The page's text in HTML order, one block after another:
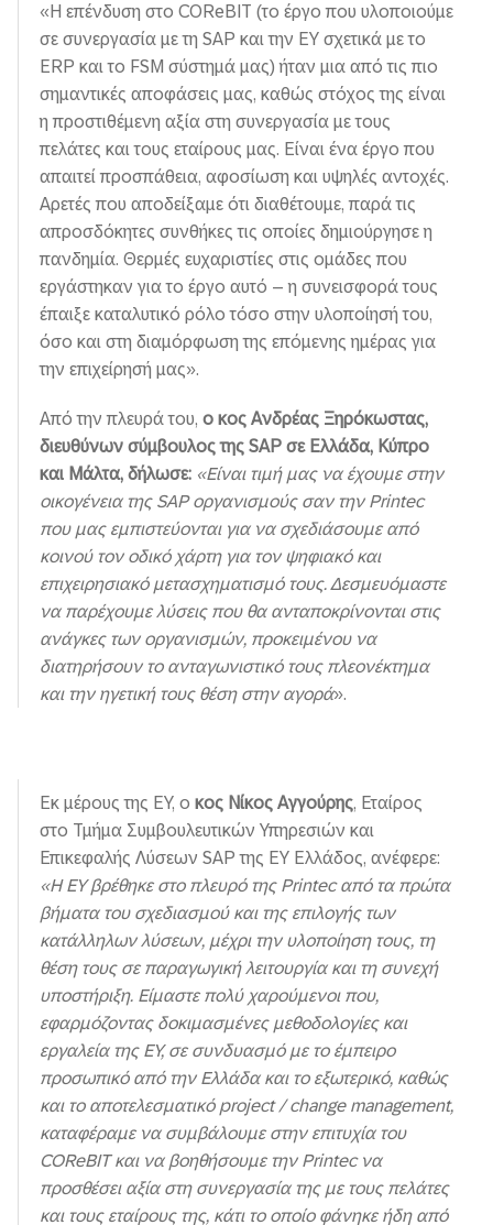
«H επένδυση στο COReBIT (το έργο που υλοποιούμε
σε συνεργασία με τη SAP και την EY σχετικά με το
ERP και το FSM σύστημά μας) ήταν μια από τις πιο
σημαντικές αποφάσεις μας, καθώς στόχος της είναι
η προστιθέμενη αξία στη συνεργασία με τους
πελάτες και τους εταίρους μας. Είναι ένα έργο που
απαιτεί προσπάθεια, αφοσίωση και υψηλές αντοχές.
Αρετές που αποδείξαμε ότι διαθέτουμε, παρά τις
απροσδόκητες συνθήκες τις οποίες δημιούργησε η
πανδημία. Θερμές ευχαριστίες στις ομάδες που
εργάστηκαν για το έργο αυτό – η συνεισφορά τους
έπαιξε καταλυτικό ρόλο τόσο στην υλοποίησή του,
όσο και στη διαμόρφωση της επόμενης ημέρας για
την επιχείρησή μας».
Από την πλευρά του, ο κος Ανδρέας Ξηρόκωστας,
διευθύνων σύμβουλος της SAP σε Ελλάδα, Κύπρο
και Μάλτα, δήλωσε: «Είναι τιμή μας να έχουμε στην
οικογένεια της SAP οργανισμούς σαν την Printec
που μας εμπιστεύονται για να σχεδιάσουμε από
κοινού τον οδικό χάρτη για τον ψηφιακό και
επιχειρησιακό μετασχηματισμό τους. Δεσμευόμαστε
να παρέχουμε λύσεις που θα ανταποκρίνονται στις
ανάγκες των οργανισμών, προκειμένου να
διατηρήσουν το ανταγωνιστικό τους πλεονέκτημα
και την ηγετική τους θέση στην αγορά».
Εκ μέρους της EY, ο κος Νίκος Αγγούρης, Εταίρος
στο Τμήμα Συμβουλευτικών Υπηρεσιών και
Επικεφαλής Λύσεων SAP της EY Ελλάδος, ανέφερε:
«H EY βρέθηκε στο πλευρό της Printec από τα πρώτα
βήματα του σχεδιασμού και της επιλογής των
κατάλληλων λύσεων, μέχρι την υλοποίηση τους, τη
θέση τους σε παραγωγική λειτουργία και τη συνεχή
υποστήριξη. Είμαστε πολύ χαρούμενοι που,
εφαρμόζοντας δοκιμασμένες μεθοδολογίες και
εργαλεία της EY, σε συνδυασμό με το έμπειρο
προσωπικό από την Ελλάδα και το εξωτερικό, καθώς
και το αποτελεσματικό project / change management,
καταφέραμε να συμβάλουμε στην επιτυχία του
COReBIT και να βοηθήσουμε την Printec να
προσθέσει αξία στη συνεργασία της με τους πελάτες
και τους εταίρους της, κάτι το οποίο φάνηκε ήδη από